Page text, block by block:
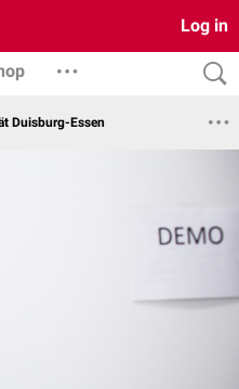
Log in
Duisburg-Essen